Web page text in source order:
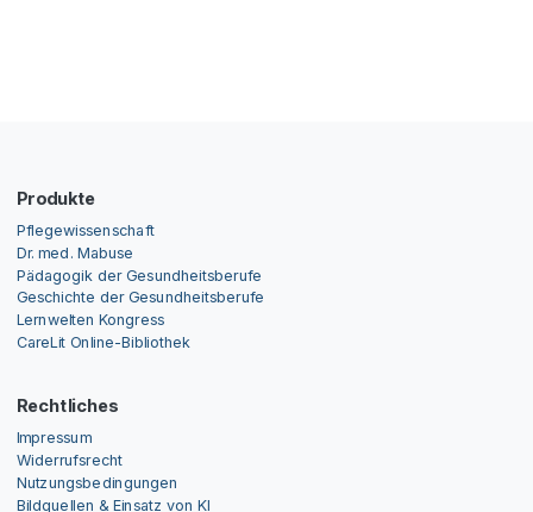
Produkte
Pflegewissenschaft
Dr. med. Mabuse
Pädagogik der Gesundheitsberufe
Geschichte der Gesundheitsberufe
Lernwelten Kongress
CareLit Online-Bibliothek
Rechtliches
Impressum
Widerrufsrecht
Nutzungsbedingungen
Bildquellen & Einsatz von KI